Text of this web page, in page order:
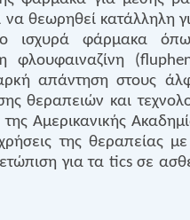
να θεωρηθεί κατάλληλη
ισχυρά φάρμακα
(
απάντηση στους
θεραπειών και
της Αμερικανικής
της θεραπείας με
για τα ticsσε